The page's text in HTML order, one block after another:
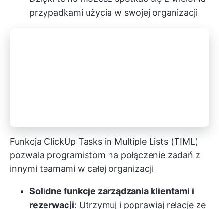
przypadkami użycia w swojej organizacji
Funkcja ClickUp Tasks in Multiple Lists (TIML)
pozwala programistom na połączenie zadań z
innymi teamami w całej organizacji
Solidne funkcje zarządzania klientami i
rezerwacji: Utrzymuj i poprawiaj relacje ze